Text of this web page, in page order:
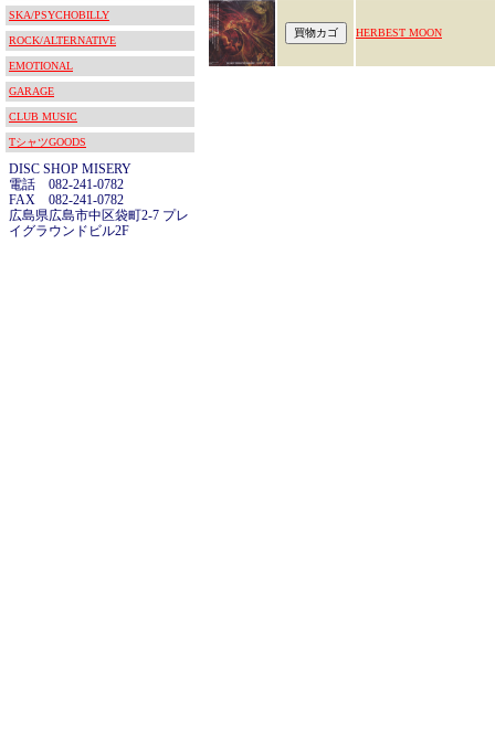
SKA/PSYCHOBILLY
ROCK/ALTERNATIVE
EMOTIONAL
GARAGE
CLUB MUSIC
TシャツGOODS
DISC SHOP MISERY
電話 082-241-0782
FAX 082-241-0782
広島県広島市中区袋町2-7 プレ
イグラウンドビル2F
HERBEST MOON